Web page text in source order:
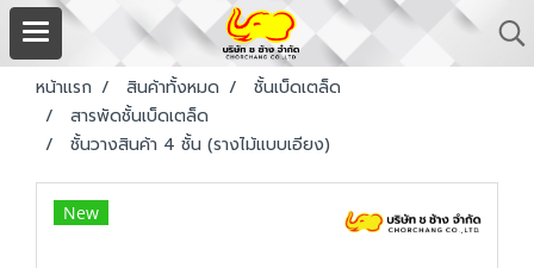
หน้าแรก สินค้าทั้งหมด
ชั้นเบ็ดเตล็ด
สารพัดชั้นเบ็ดเตล็ด
ชั้นวางสินค้า 4 ชั้น (รางไม้แบบเอียง)
New